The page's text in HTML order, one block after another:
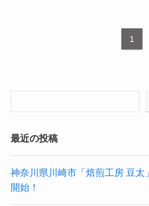
1
最近の投稿
神奈川県川崎市「焙煎工房 豆太
開始！